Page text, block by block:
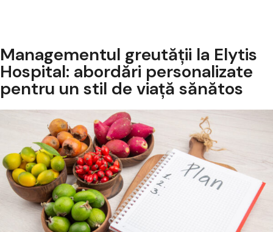
Managementul greutății la Elytis
Hospital: abordări personalizate
pentru un stil de viață sănătos